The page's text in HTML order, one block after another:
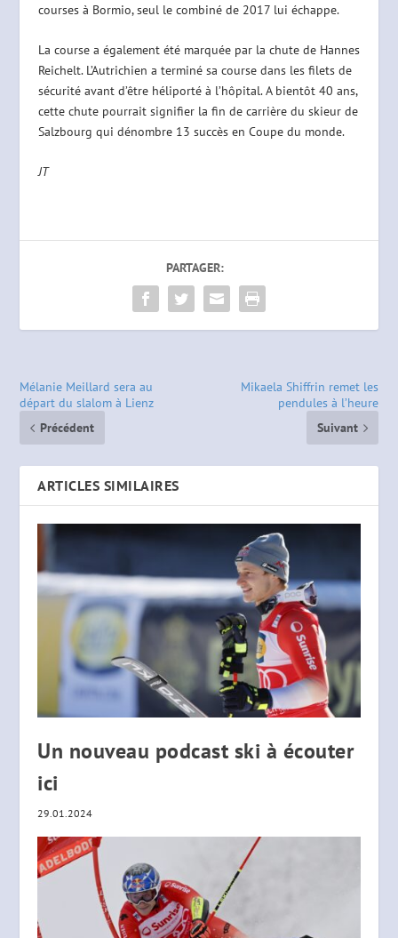
courses à Bormio, seul le combiné de 2017 lui échappe.
La course a également été marquée par la chute de Hannes
Reichelt. L’Autrichien a terminé sa course dans les filets de
sécurité avant d’être héliporté à l’hôpital. A bientôt 40 ans,
cette chute pourrait signifier la fin de carrière du skieur de
Salzbourg qui dénombre 13 succès en Coupe du monde.
JT
PARTAGER:
Mélanie Meillard sera au
départ du slalom à Lienz
Précédent
Mikaela Shiffrin remet les
pendules à l’heure
Suivant
ARTICLES SIMILAIRES
Un nouveau podcast ski à écouter
ici
29.01.2024